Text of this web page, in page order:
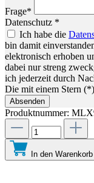
Frage*
Datenschutz *
Ich habe die
bin damit
elektronisch erhoben
dabei nur streng
ich jederzeit durch
Die mit einem Stern
Absenden
Produktnummer:
In den Warenkorb